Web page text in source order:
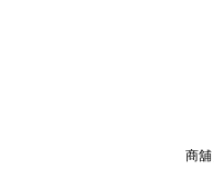
商舖